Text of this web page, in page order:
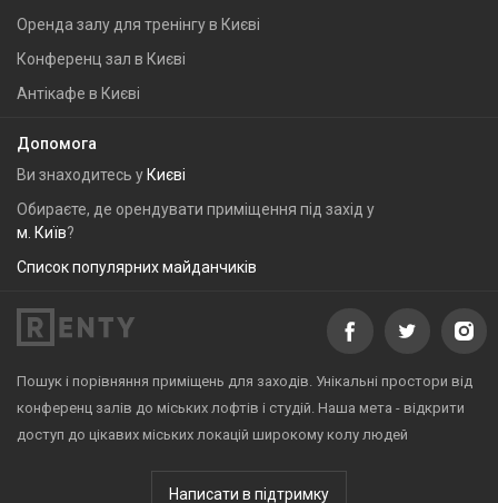
Оренда залу для тренінгу в Києві
Конференц зал в Києві
Антікафе в Києві
Допомога
Ви знаходитесь у Києві
Обираєте, де орендувати приміщення під захід у
м. Київ?
Список популярних майданчиків
Пошук і порівняння приміщень для заходів. Унікальні простори від
конференц залів до міських лофтів і студій. Наша мета - відкрити
доступ до цікавих міських локацій широкому колу людей
Написати в підтримку